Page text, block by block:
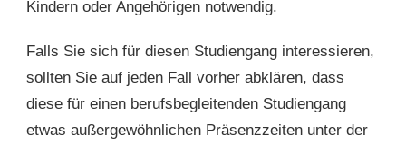
Kindern oder Angehörigen notwendig.
Falls Sie sich für diesen Studiengang interessieren,
sollten Sie auf jeden Fall vorher abklären, dass
diese für einen berufsbegleitenden Studiengang
etwas außergewöhnlichen Präsenzzeiten unter der